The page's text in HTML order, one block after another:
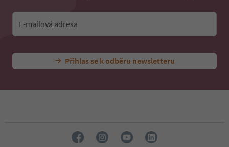
E-mailová adresa
Přihlas se k odběru newsletteru